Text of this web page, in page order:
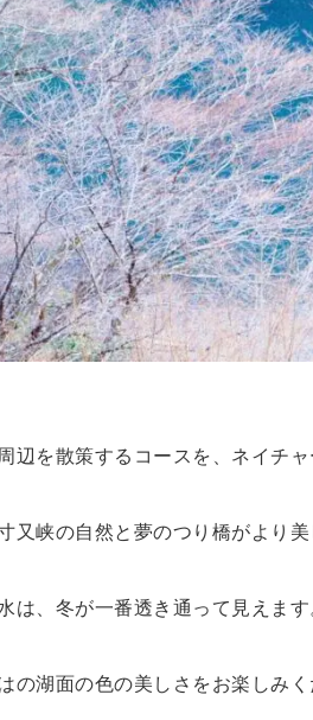
辺を散策するコースを、ネイチ
又峡の自然と夢のつり橋がより
は、冬が一番透き通って見えます
の湖面の色の美しさをお楽しみく